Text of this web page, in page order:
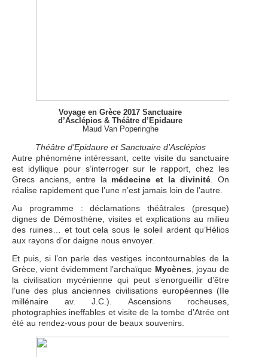
Voyage en Grèce 2017 Sanctuaire
d’Asclépios & Théâtre d’Epidaure
Maud Van Poperinghe
Théâtre d’Epidaure et Sanctuaire d’Asclépios
Autre phénomène intéressant, cette visite du sanctuaire
est idyllique pour s’interroger sur le rapport, chez les
Grecs anciens, entre la médecine et la divinité . On
réalise rapidement que l’une n’est jamais loin de l’autre.
Au programme : déclamations théâtrales (presque)
dignes de Démosthène, visites et explications au milieu
des ruines… et tout cela sous le soleil ardent qu’Hélios
aux rayons d’or daigne nous envoyer.
Et puis, si l’on parle des vestiges incontournables de la
Grèce, vient évidemment l’archaïque Mycènes , joyau de
la civilisation mycénienne qui peut s’enorgueillir d’être
l’une des plus anciennes civilisations européennes (IIe
millénaire av. J.C.). Ascensions rocheuses,
photographies ineffables et visite de la tombe d’Atrée ont
été au rendez-vous pour de beaux souvenirs.